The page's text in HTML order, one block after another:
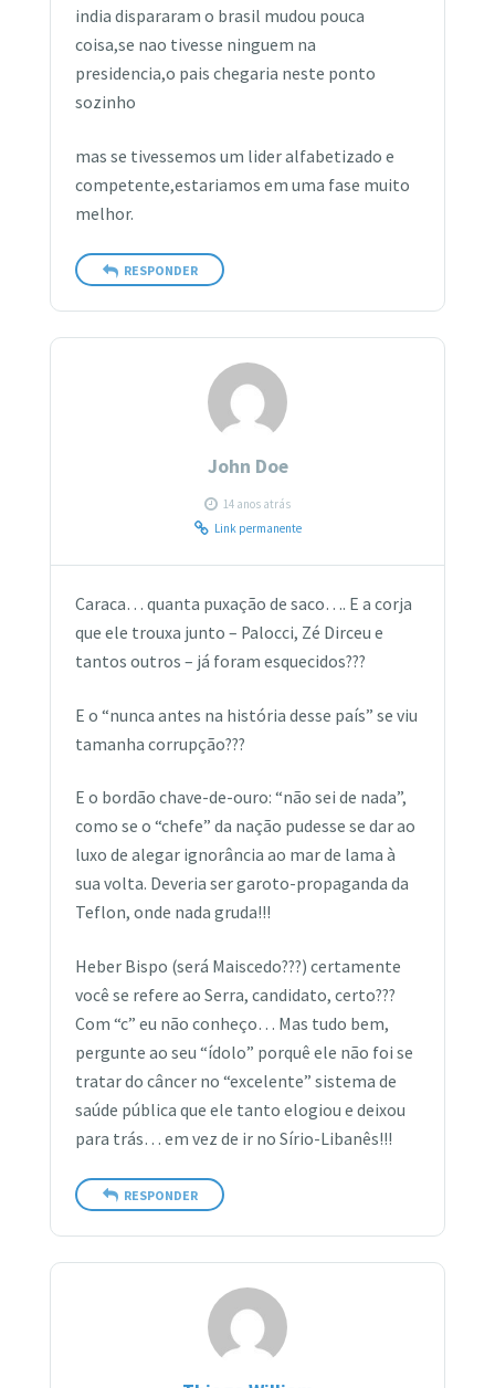
india dispararam o brasil mudou pouca
coisa,se nao tivesse ninguem na
presidencia,o pais chegaria neste ponto
sozinho
mas se tivessemos um lider alfabetizado e
competente,estariamos em uma fase muito
melhor.
RESPONDER
John Doe
14 anos atrás
Link permanente
Caraca… quanta puxação de saco…. E a corja
que ele trouxa junto – Palocci, Zé Dirceu e
tantos outros – já foram esquecidos???
E o “nunca antes na história desse país” se viu
tamanha corrupção???
E o bordão chave-de-ouro: “não sei de nada”,
como se o “chefe” da nação pudesse se dar ao
luxo de alegar ignorância ao mar de lama à
sua volta. Deveria ser garoto-propaganda da
Teflon, onde nada gruda!!!
Heber Bispo (será Maiscedo???) certamente
você se refere ao Serra, candidato, certo???
Com “c” eu não conheço… Mas tudo bem,
pergunte ao seu “ídolo” porquê ele não foi se
tratar do câncer no “excelente” sistema de
saúde pública que ele tanto elogiou e deixou
para trás… em vez de ir no Sírio-Libanês!!!
RESPONDER